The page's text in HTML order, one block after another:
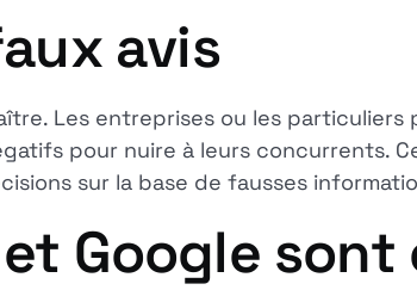
avis
Les entreprises ou les
pour nuire à leurs concurrents.
sur la base de fausses
Google